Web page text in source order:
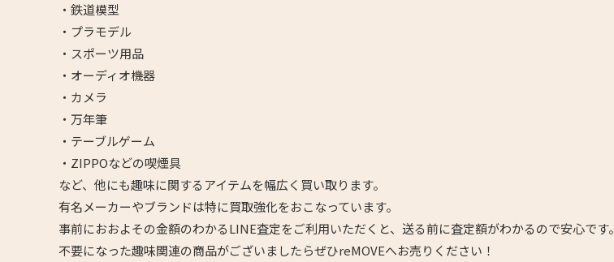
・鉄道模型
・プラモデル
・スポーツ用品
・オーディオ機器
・カメラ
・万年筆
・テーブルゲーム
・ZIPPOなどの喫煙具
など、他にも趣味に関するアイテムを幅広く買い取ります。
有名メーカーやブランドは特に買取強化をおこなっています。
事前におおよその金額のわかるLINE査定をご利用いただくと、送る前に査定額がわかるので安心です。
不要になった趣味関連の商品がございましたらぜひreMOVEへお売りください！